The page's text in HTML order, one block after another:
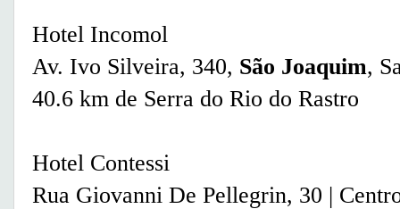
Hotel Incomol
Av. Ivo Silveira, 340, São Joaquim,
40.6 km de Serra do Rio do Rastro
Hotel Contessi
Rua Giovanni De Pellegrin, 30 |